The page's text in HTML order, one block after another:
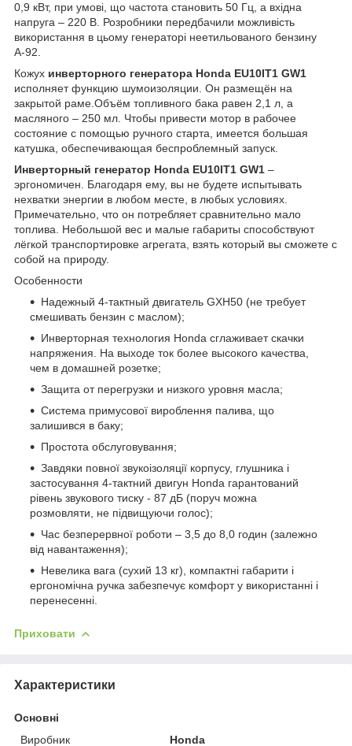
0,9 кВт, при умові, що частота становить 50 Гц, а вхідна
напруга – 220 В. Розробники передбачили можливість
використання в цьому генераторі неетильованого бензину
А-92.
Кожух инверторного генератора Honda EU10IT1 GW1
исполняет функцию шумоизоляции. Он размещён на
закрытой раме.Объём топливного бака равен 2,1 л, а
масляного – 250 мл. Чтобы привести мотор в рабочее
состояние с помощью ручного старта, имеется большая
катушка, обеспечивающая беспроблемный запуск.
Инверторный генератор Honda EU10IT1 GW1 –
эргономичен. Благодаря ему, вы не будете испытывать
нехватки энергии в любом месте, в любых условиях.
Примечательно, что он потребляет сравнительно мало
топлива. Небольшой вес и малые габариты способствуют
лёгкой транспортировке агрегата, взять который вы сможете с
собой на природу.
Особенности
Надежный 4-тактный двигатель GXH50 (не требует
смешивать бензин с маслом);
Инверторная технология Honda сглаживает скачки
напряжения. На выходе ток более высокого качества,
чем в домашней розетке;
Защита от перегрузки и низкого уровня масла;
Система примусової вироблення палива, що
залишився в баку;
Простота обслуговування;
Завдяки повної звукоізоляції корпусу, глушника і
застосування 4-тактний двигун Honda гарантований
рівень звукового тиску - 87 дБ (поруч можна
розмовляти, не підвищуючи голос);
Час безперервної роботи – 3,5 до 8,0 годин (залежно
від навантаження);
Невелика вага (сухий 13 кг), компактні габарити і
ергономічна ручка забезпечує комфорт у використанні і
перенесенні.
Приховати
Характеристики
Основні
Виробник
Honda